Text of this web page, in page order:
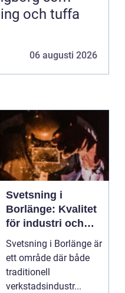
och tuffa
06 augusti 2026
Svetsning i
Borlänge: Kvalitet
för industri och
konstruktion
Svetsning i Borlänge är
ett område där både
traditionell
verkstadsindustr...